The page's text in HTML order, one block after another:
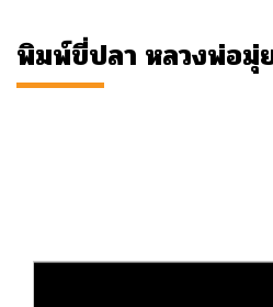
พิมพ์ขี่ปลา หลวงพ่อมุ่